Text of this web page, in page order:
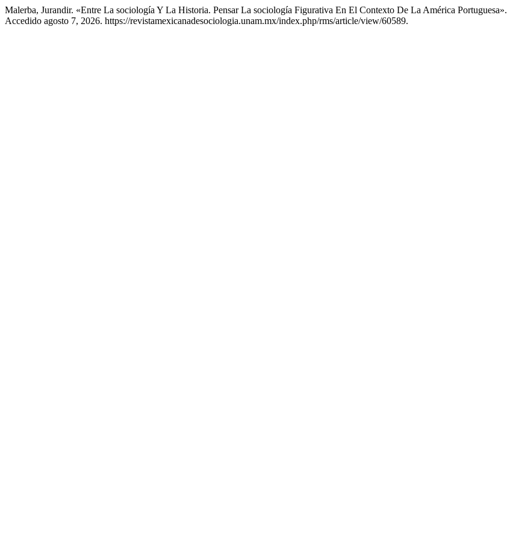
Malerba, Jurandir. «Entre La sociología Y La Historia. Pensar La sociología Figurativa En El Contexto De La América Portuguesa».
Accedido agosto 7, 2026. https://revistamexicanadesociologia.unam.mx/index.php/rms/article/view/60589.